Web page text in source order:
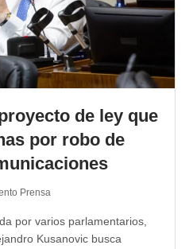
de ley que
por robo de
Prensa
por varios parlamentarios,
Kusanovic busca